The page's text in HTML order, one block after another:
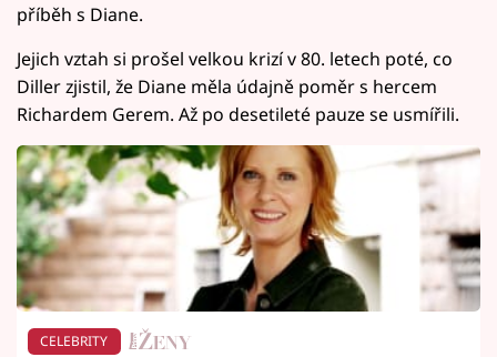
příběh s Diane.
Jejich vztah si prošel velkou krizí v 80. letech poté, co
Diller zjistil, že Diane měla údajně poměr s hercem
Richardem Gerem. Až po desetileté pauze se usmířili.
CELEBRITY